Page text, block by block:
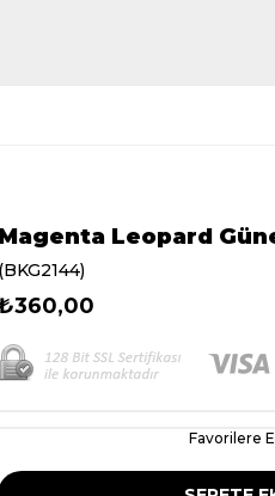
Magenta Leopard
(BKG2144)
Favorilere